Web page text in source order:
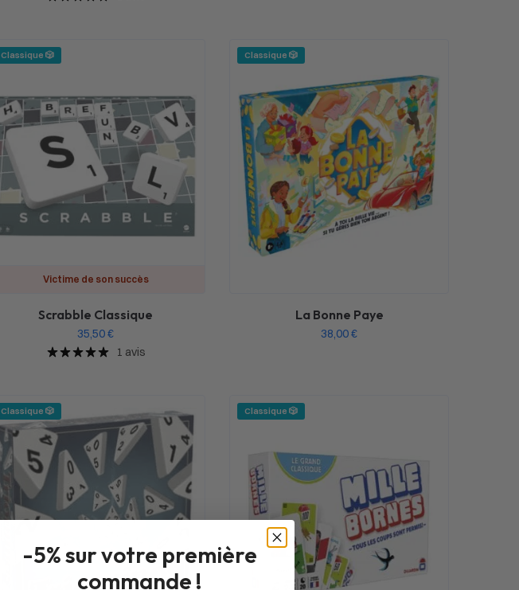
Classique 🎲
Victime de son succès
Scrabble Classique
35,50€
1 avis
Classique 🎲
La Bonne Paye
38,00€
Classique 🎲 Classique 🎲
-5% sur votre première
commande !